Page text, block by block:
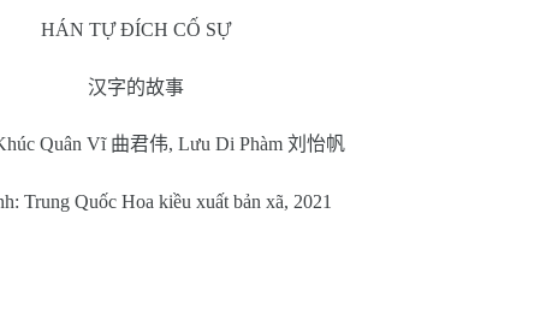
HÁN TỰ ĐÍCH CỐ SỰ
汉字的故事
Quân Vĩ 曲君伟, Lưu Di Phàm 刘怡帆
Trung Quốc Hoa kiều xuất bản xã, 2021